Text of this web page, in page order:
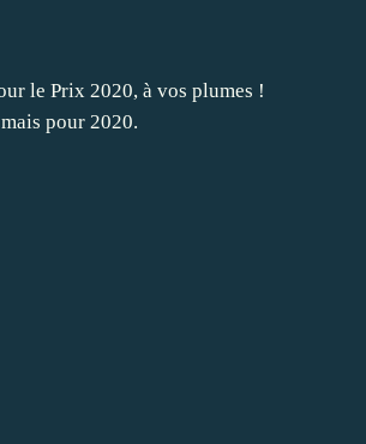
le Prix 2020, à vos plumes !
pour 2020.